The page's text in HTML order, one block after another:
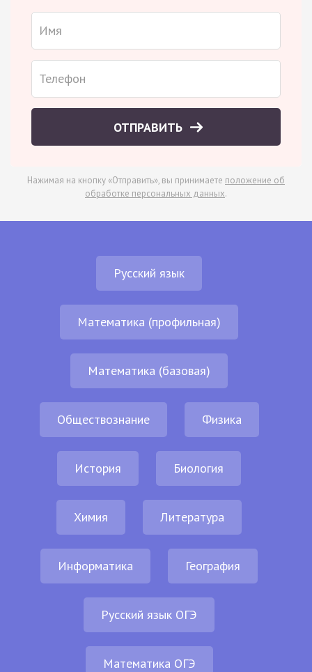
ОТПРАВИТЬ
Нажимая на кнопку «Отправить», вы принимаете положение об
обработке персональных данных.
Русский язык
Математика (профильная)
Математика (базовая)
Обществознание Физика
История Биология
Химия Литература
Информатика География
Русский язык ОГЭ
Математика ОГЭ